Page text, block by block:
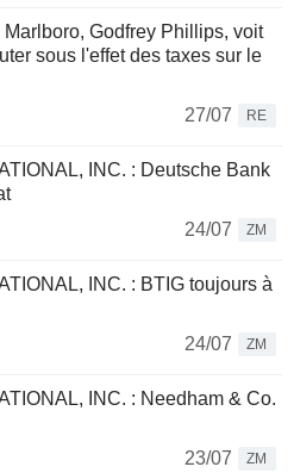
Godfrey Phillips, voit
sous l'effet des taxes sur le
27/07
RE
INC. : Deutsche Bank
24/07
ZM
INC. : BTIG toujours à
24/07
ZM
INC. : Needham & Co.
23/07
ZM